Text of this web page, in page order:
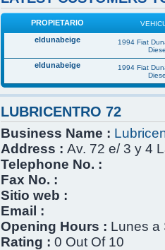
PROPIETARIO
eldunabeige
1994 Fiat
eldunabeige
1994 Fiat
LUBRICENTRO 72
Business Name :
Address : Av. 72 e/ 3 y 4
Telephone No. :
Fax No. :
Sitio web :
Email :
Opening Hours : Lunes a
Rating : 0 Out Of 10